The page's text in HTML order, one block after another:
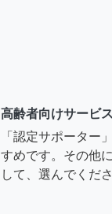
高齢者向けサービ
「認定サポーター
すめです。その他
して、選んでくださ